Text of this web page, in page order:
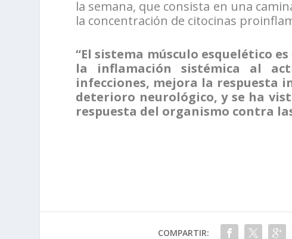
la semana, que consista en una
la concentración de citocinas
“El sistema músculo esquelético
la inflamación sistémica al
infecciones, mejora la respuesta
deterioro neurológico, y se ha
respuesta del organismo contra
COMPARTIR: